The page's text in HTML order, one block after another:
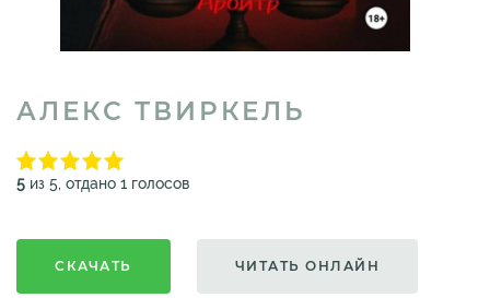
АЛЕКС ТВИРКЕЛЬ
5 из 5, отдано 1 голосов
СКАЧАТЬ ЧИТАТЬ ОНЛАЙН